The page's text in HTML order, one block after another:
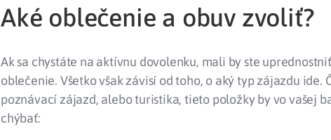
Aké oblečenie a obuv zvoliť?
Ak sa chystáte na aktívnu dovolenku, mali by ste
oblečenie. Všetko však závisí od toho, o aký typ zájazdu ide.
poznávací zájazd, alebo turistika, tieto položky by vo vašej
chýbať: